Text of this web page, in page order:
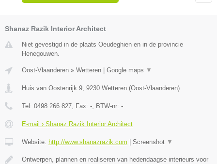
Shanaz Razik Interior Architect
Niet gevestigd in de plaats Oeudeghien en in de provincie
Henegouwen.
Oost-Vlaanderen » Wetteren | Google maps ▼
Huis van Oostenrijk 9 9230 Wetteren (Oost-Vlaanderen)
Tel: 0498 266 827 , Fax: - , BTW-nr: -
E-mail › Shanaz Razik Interior Architect
Website: http://www.shanazrazik.com | Screenshot ▼
Ontwerpen, plannen en realiseren van hedendaagse interieurs voor